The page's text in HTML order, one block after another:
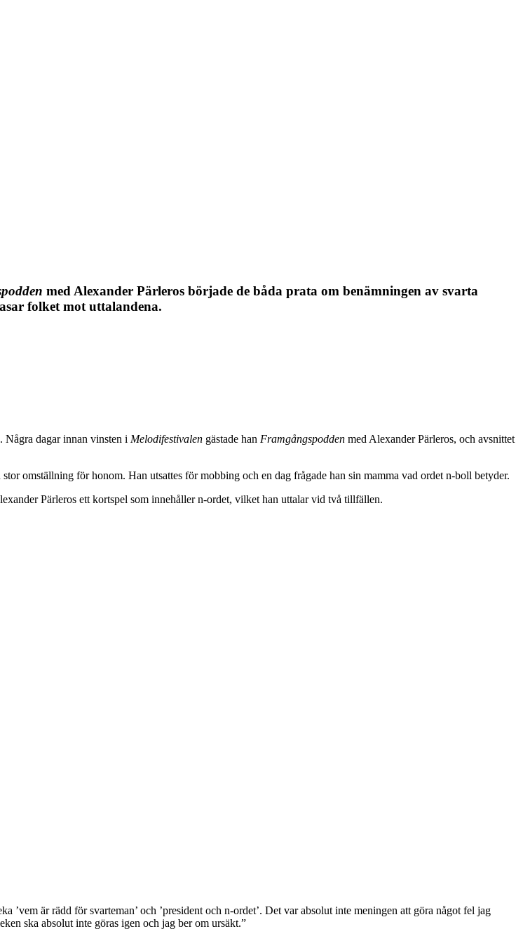
med Alexander Pärleros började de båda prata om benämningen av svarta
folket mot uttalandena.
Några dagar innan vinsten i Melodifestivalen gästade han Framgångspodden med Alexander Pärleros, och avsnittet
omställning för honom. Han utsattes för mobbing och en dag frågade han sin mamma vad ordet n-boll betyder.
Pärleros ett kortspel som innehåller n-ordet, vilket han uttalar vid två tillfällen.
är rädd för svarteman’ och ’president och n-ordet’. Det var absolut inte meningen att göra något fel jag
ska absolut inte göras igen och jag ber om ursäkt.”